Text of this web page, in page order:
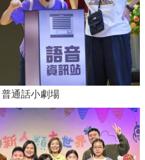
普通話小劇場